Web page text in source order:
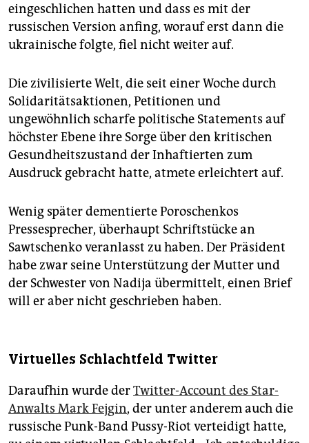
eingeschlichen hatten und dass es mit der
russischen Version anfing, worauf erst dann die
ukrainische folgte, fiel nicht weiter auf.
Die zivilisierte Welt, die seit einer Woche durch
Solidaritätsaktionen, Petitionen und
ungewöhnlich scharfe politische Statements auf
höchster Ebene ihre Sorge über den kritischen
Gesundheitszustand der Inhaftierten zum
Ausdruck gebracht hatte, atmete erleichtert auf.
Wenig später dementierte Poroschenkos
Pressesprecher, überhaupt Schriftstücke an
Sawtschenko veranlasst zu haben. Der Präsident
habe zwar seine Unterstützung der Mutter und
der Schwester von Nadija übermittelt, einen Brief
will er aber nicht geschrieben haben.
Virtuelles Schlachtfeld Twitter
Daraufhin wurde derTwitter-Account des Star-
Anwalts Mark Fejgin, der unter anderem auch die
russische Punk-Band Pussy-Riot verteidigt hatte,